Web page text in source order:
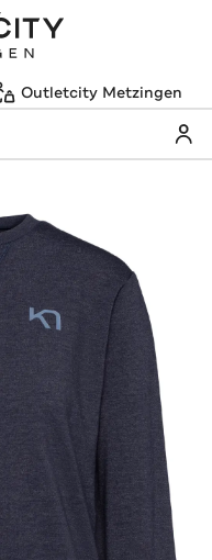
Outletcity Metzingen